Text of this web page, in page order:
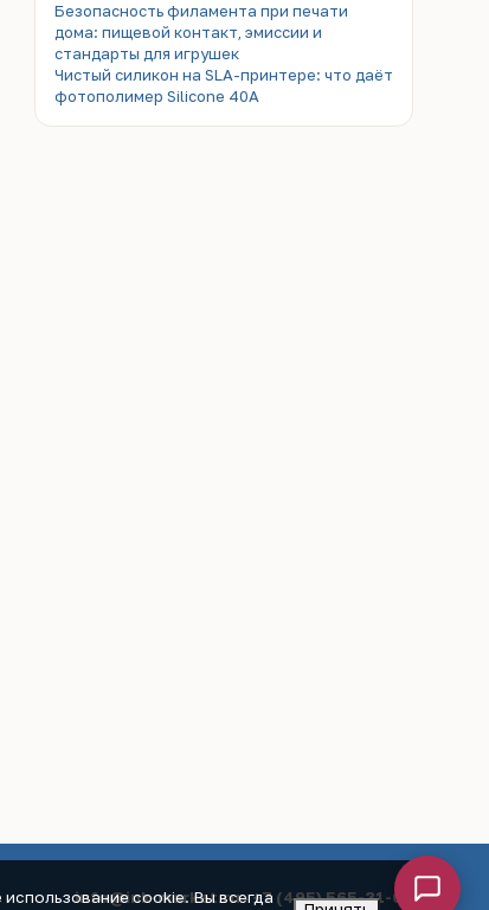
Безопасность филамента при печати
дома: пищевой контакт, эмиссии и
стандарты для игрушек
Чистый силикон на SLA-принтере: что даёт
фотополимер Silicone 40A
info@ink-market.ru·+7 (495) 565-31-09
cookie. Вы всегда